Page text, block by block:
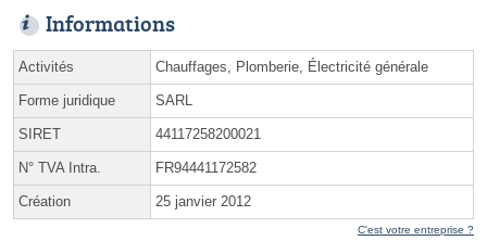
Informations
Activités Chauffages, Plomberie, Électricité générale
Forme juridique SARL
SIRET 44117258200021
N° TVA Intra. FR94441172582
Création 25 janvier 2012
C'est votre entreprise ?